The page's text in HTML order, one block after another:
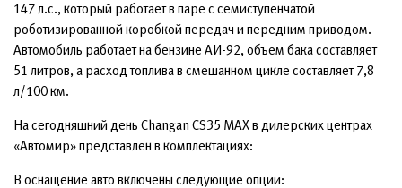
147 л.с., который работает в паре с семиступенчатой
роботизированной коробкой передач и передним приводом.
Автомобиль работает на бензине АИ-92, объем бака составляет
51 литров, а расход топлива в смешанном цикле составляет 7,8
л/100 км.
На сегодняшний день Changan CS35 MAX в дилерских центрах
«Автомир» представлен в комплектациях:
В оснащение авто включены следующие опции: